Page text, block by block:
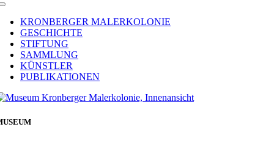
Toggle
NavigationKRONBERGER MALERKOLONIE
GESCHICHTE
STIFTUNG
SAMMLUNG
KÜNSTLER
PUBLIKATIONEN